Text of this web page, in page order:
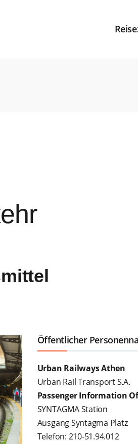
Öffentlicher
Urban Railways Athen
Urban Rail Transport S.A.
Passenger Information
SYNTAGMA Station
Ausgang Syntagma Platz
Telefon: 210-51.94.012